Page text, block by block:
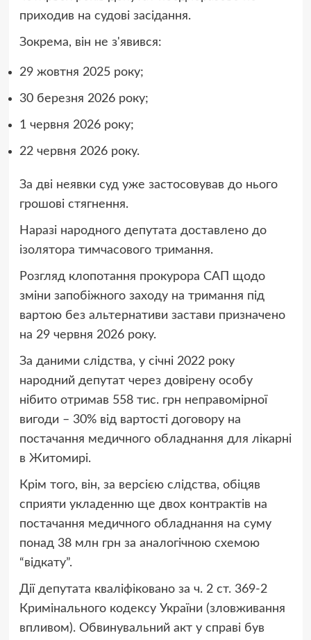
приходив на судові засідання.
Зокрема, він не з'явився:
29 жовтня 2025 року;
30 березня 2026 року;
1 червня 2026 року;
22 червня 2026 року.
За дві неявки суд уже застосовував до нього
грошові стягнення.
Наразі народного депутата доставлено до
ізолятора тимчасового тримання.
Розгляд клопотання прокурора САП щодо
зміни запобіжного заходу на тримання під
вартою без альтернативи застави призначено
на 29 червня 2026 року.
За даними слідства, у січні 2022 року
народний депутат через довірену особу
нібито отримав 558 тис. грн неправомірної
вигоди – 30% від вартості договору на
постачання медичного обладнання для лікарні
в Житомирі.
Крім того, він, за версією слідства, обіцяв
сприяти укладенню ще двох контрактів на
постачання медичного обладнання на суму
понад 38 млн грн за аналогічною схемою
“відкату”.
Дії депутата кваліфіковано за ч. 2 ст. 369-2
Кримінального кодексу України (зловживання
впливом). Обвинувальний акт у справі був